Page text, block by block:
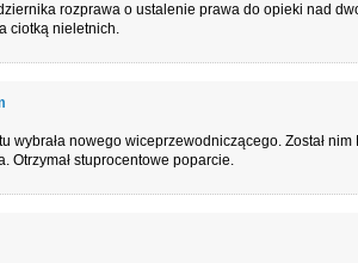
rozprawa o ustalenie prawa do opieki nad
ciotką nieletnich.
wybrała nowego wiceprzewodniczącego. Został nim
Otrzymał stuprocentowe poparcie.